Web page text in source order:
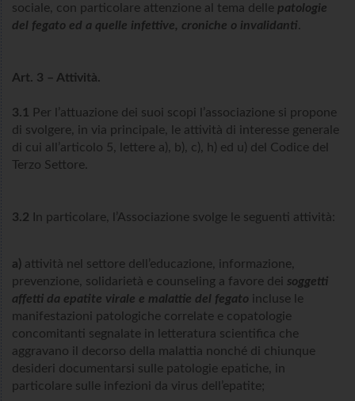
sociale, con particolare attenzione al tema delle patologie
del fegato ed a quelle infettive, croniche o invalidanti.
Art. 3 – Attività.
3.1
Per l’attuazione dei suoi scopi l’associazione si propone
di svolgere, in via principale, le attività di interesse generale
di cui all’articolo 5, lettere a), b), c), h) ed u) del Codice del
Terzo Settore.
3.2 In particolare, l’Associazione svolge le seguenti attività:
a) attività nel settore dell’educazione, informazione,
prevenzione, solidarietà e counseling a favore dei soggetti
affetti da epatite virale e malattie del fegato incluse le
manifestazioni patologiche correlate e copatologie
concomitanti segnalate in letteratura scientifica che
aggravano il decorso della malattia nonché di chiunque
desideri documentarsi sulle patologie epatiche, in
particolare sulle infezioni da virus dell’epatite;